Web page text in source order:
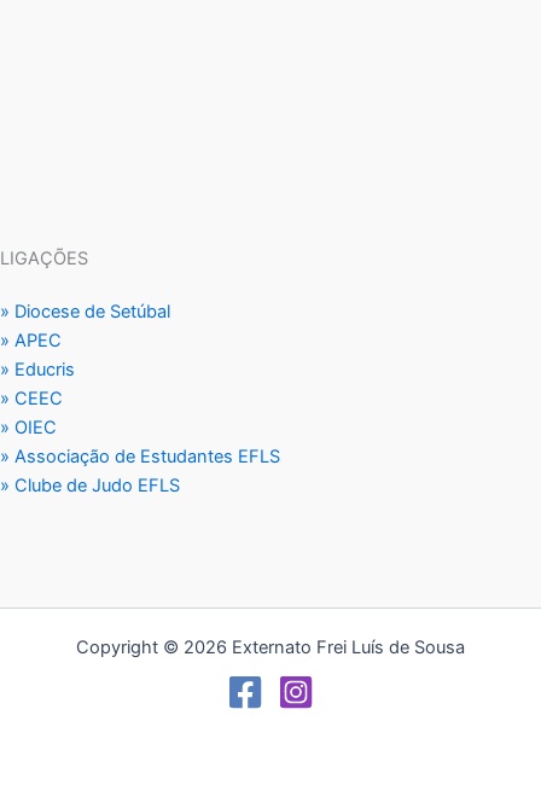
LIGAÇÕES
» Diocese de Setúbal
» APEC
» Educris
» CEEC
» OIEC
» Associação de Estudantes EFLS
» Clube de Judo EFLS
Copyright © 2026 Externato Frei Luís de Sousa